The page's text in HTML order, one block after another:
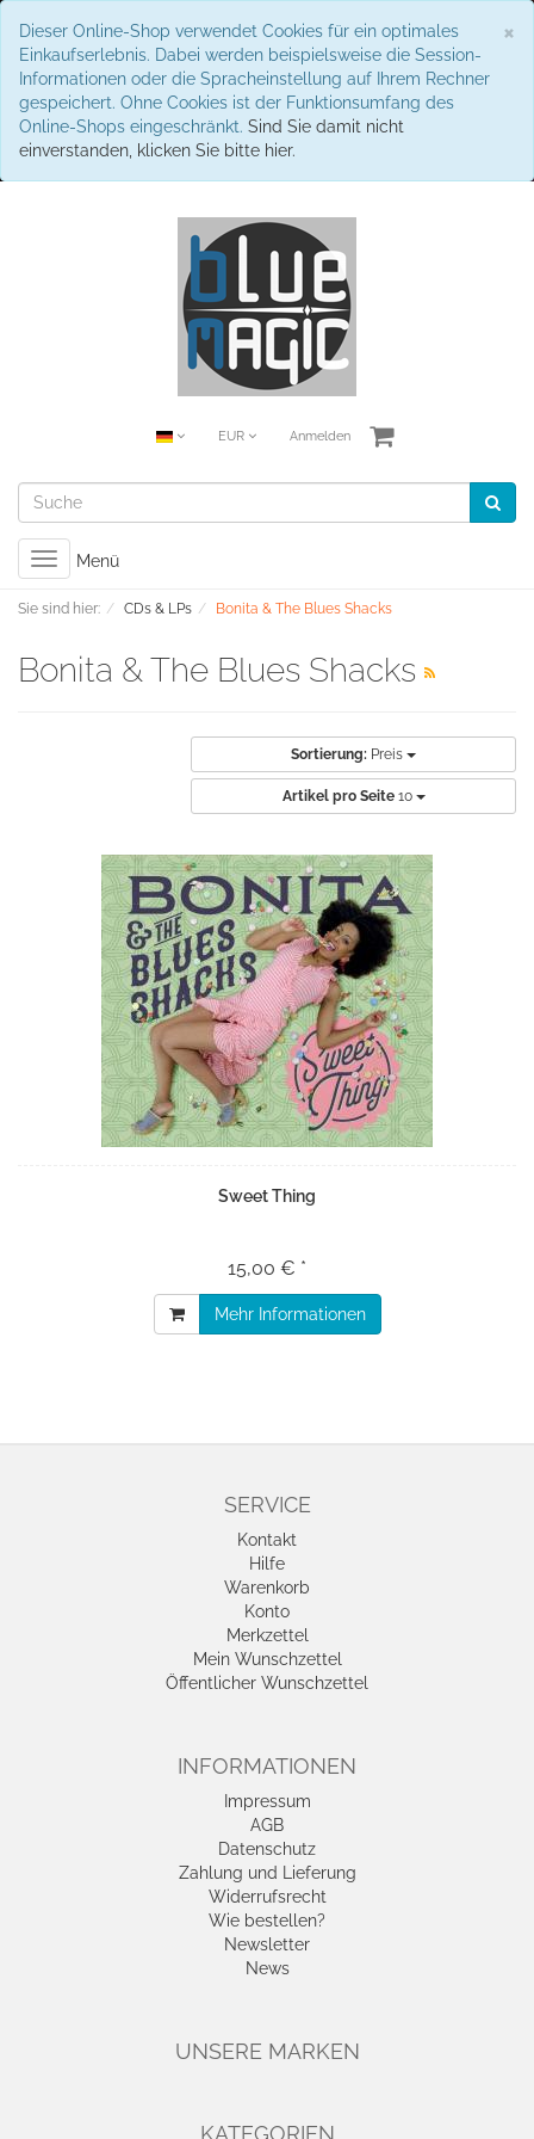
×
Dieser Online-Shop verwendet Cookies für ein optimales
Einkaufserlebnis. Dabei werden beispielsweise die Session-
Informationen oder die Spracheinstellung auf Ihrem Rechner
gespeichert. Ohne Cookies ist der Funktionsumfang des
Online-Shops eingeschränkt. Sind Sie damit nicht
einverstanden, klicken Sie bitte hier.
EUR Anmelden
Toggle
navigation
Menü
Sie sind hier: CDs & LPs Bonita & The Blues Shacks
Bonita & The Blues Shacks
Sortierung: Preis
Artikel pro Seite 10
Sweet Thing
15,00 € *
Mehr Informationen
SERVICE
Kontakt
Hilfe
Warenkorb
Konto
Merkzettel
Mein Wunschzettel
Öffentlicher Wunschzettel
INFORMATIONEN
Impressum
AGB
Datenschutz
Zahlung und Lieferung
Widerrufsrecht
Wie bestellen?
Newsletter
News
UNSERE MARKEN
KATEGORIEN